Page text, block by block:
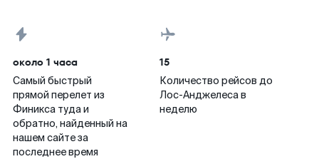
около 1 часа
Самый быстрый
прямой перелет из
Финикса туда и
обратно, найденный на
нашем сайте за
последнее время
15
Количество рейсов до
Лос-Анджелеса в
неделю